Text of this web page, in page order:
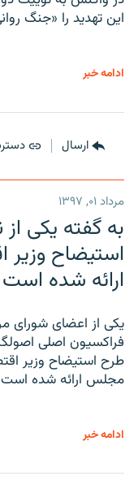
این تهدید را «جنگ
ادامه خبر
ارسال
مرداد ۰۱, ۱۳۹۷
به گفته یکی
استیضاح وزیر
ارائه شده است
یکی از اعضای شورای
فراکسیون اصلی
مجلس ارائه شده
ادامه خبر